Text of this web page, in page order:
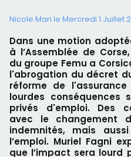
Nicole Mari le Mercredi 1 Juillet
Dans une motion
à l’Assemblée de
du groupe Femu a
l'abrogation du décret
réforme de
lourdes conséquences
privés d'emploi. Des
avec le changement
indemnités, mais
l’emploi. Muriel Fagni
que l’impact sera lourd